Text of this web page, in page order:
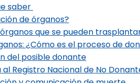
saber
de órganos?
que se pueden
¿Cómo es el proceso de
del posible donante
al Registro Nacional de No